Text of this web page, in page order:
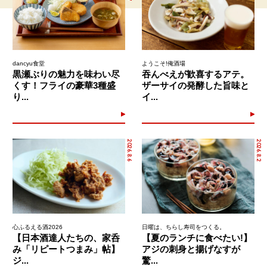
dancyu食堂
黒瀬ぶりの魅力を味わい尽
くす！フライの豪華3種盛
り...
ようこそ!俺酒場
吞んべえが歓喜するアテ。
ザーサイの発酵した旨味と
イ...
2026.8.6
心ふるえる酒2026
【日本酒達人たちの、家呑
み「リピートつまみ」帖】
ジ...
2026.8.2
日曜は、ちらし寿司をつくる。
【夏のランチに食べたい!】
アジの刺身と揚げなすが
驚...